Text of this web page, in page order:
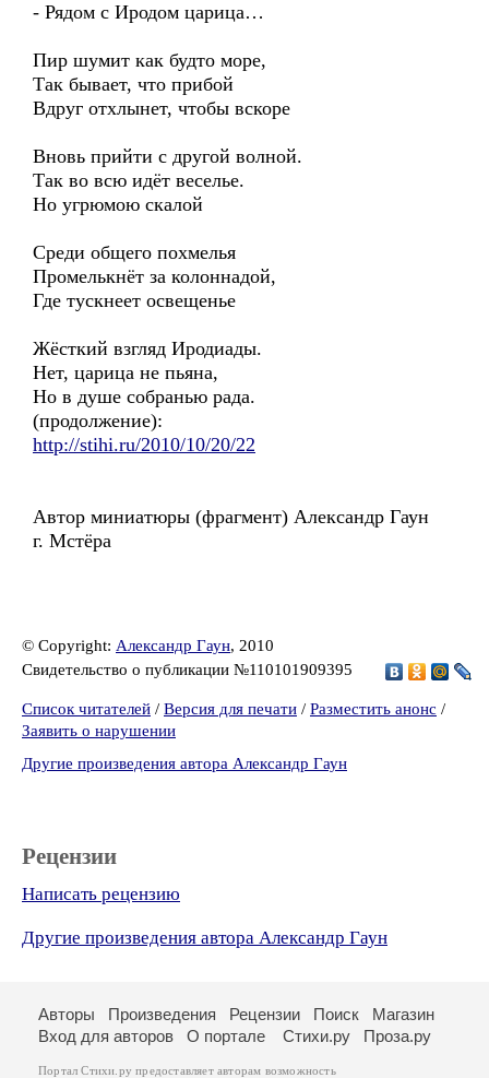
- Рядом с Иродом царица…
Пир шумит как будто море,
Так бывает, что прибой
Вдруг отхлынет, чтобы вскоре
Вновь прийти с другой волной.
Так во всю идёт веселье.
Но угрюмою скалой
Среди общего похмелья
Промелькнёт за колоннадой,
Где тускнеет освещенье
Жёсткий взгляд Иродиады.
Нет, царица не пьяна,
Но в душе собранью рада.
(продолжение):
http://stihi.ru/2010/10/20/22
Автор миниатюры (фрагмент) Александр Гаун
г. Мстёра
© Copyright: Александр Гаун, 2010
Свидетельство о публикации №110101909395
Список читателей / Версия для печати / Разместить анонс /
Заявить о нарушении
Другие произведения автора Александр Гаун
Рецензии
Написать рецензию
Другие произведения автора Александр Гаун
Авторы Произведения Рецензии Поиск
Магазин
Вход для авторов
О портале Стихи.ру Проза.ру
Портал Стихи.ру предоставляет авторам возможность